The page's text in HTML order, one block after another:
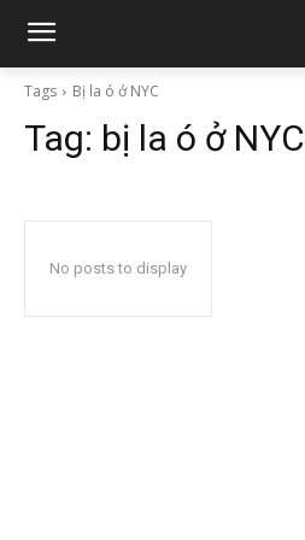
Tags Bị la ó ở NYC
Tag: bị la ó ở NYC
No posts to display